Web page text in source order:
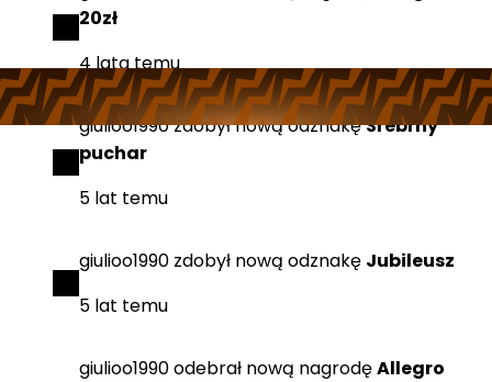
20zł
4 lata temu
giulioo1990zdobyłnową odznakęSrebrny
puchar
5 lat temu
giulioo1990 zdobył nową odznakę Jubileusz
5 lat temu
giulioo1990odebrał nową nagrodęAllegro